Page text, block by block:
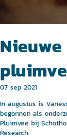
07 sep 2021
In augustus is
begonnen als
Pluimvee bij
Research.